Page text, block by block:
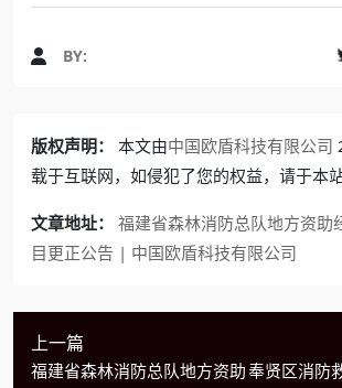
BY:
版权声明： 本文由中国欧盾科技有限公司
载于互联网，如侵犯了您的权益，请于本站
文章地址：
福建省森林消防总队地方资助
目更正公告 | 中国欧盾科技有限公司
上一篇
福建省森林消防总队地方资助奉贤区消防